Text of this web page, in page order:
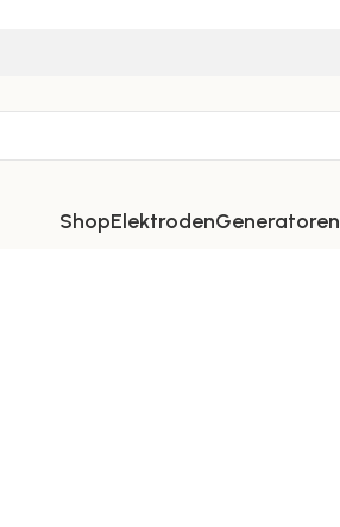
ShopElektrodenGeneratoren